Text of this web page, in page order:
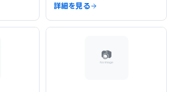
詳細を見る